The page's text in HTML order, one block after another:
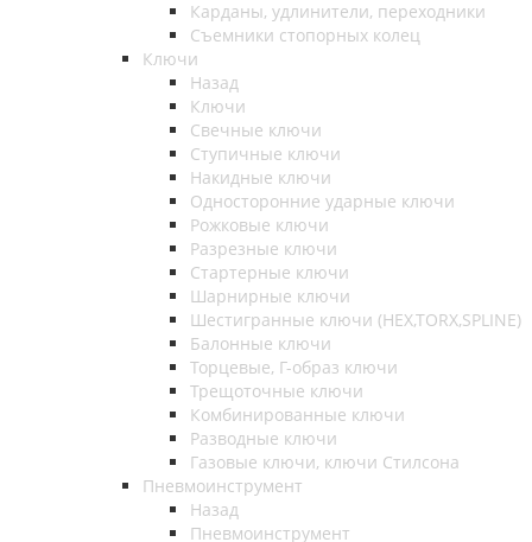
Карданы, удлинители, переходники
Съемники стопорных колец
Ключи
Назад
Ключи
Свечные ключи
Ступичные ключи
Накидные ключи
Односторонние ударные ключи
Рожковые ключи
Разрезные ключи
Стартерные ключи
Шарнирные ключи
Шестигранные ключи (HEX,TORX,SPLINE)
Балонные ключи
Торцевые, Г-образ ключи
Трещоточные ключи
Комбинированные ключи
Разводные ключи
Газовые ключи, ключи Стилсона
Пневмоинструмент
Назад
Пневмоинструмент